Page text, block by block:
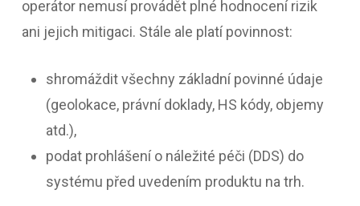
operátor nemusí provádět plné hodnocení rizik
ani jejich mitigaci. Stále ale platí povinnost:
shromáždit všechny základní povinné údaje
(geolokace, právní doklady, HS kódy, objemy
atd.),
podat prohlášení o náležité péči (DDS) do
systému před uvedením produktu na trh.